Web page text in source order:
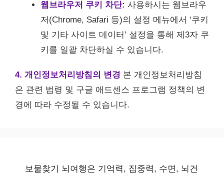
웹브라우저 쿠키 차단: 사용하시는 웹브라우
저(Chrome, Safari 등)의 설정 메뉴에서 ‘쿠키
및 기타 사이트 데이터’ 설정을 통해 제3자 쿠
키를 일괄 차단하실 수 있습니다.
4. 개인정보처리방침의 변경 본 개인정보처리방침
은 관련 법령 및 구글 애드센스 프로그램 정책의 변
경에 따라 수정될 수 있습니다.
보물찾기 뇌여행은 기억력, 집중력, 수면, 뇌건